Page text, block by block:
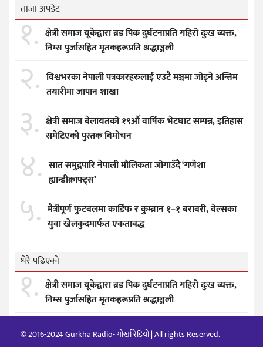
ताजा अपडेट
१. क्षेत्री समाज यूकेद्वारा ब्रड पिक दुर्घटनाप्रति गहिरो दुःख व्यक्त,
निम्स पुर्जासहित मृतकहरूप्रति श्रद्धाञ्जली
२. विश्वभरका नेपाली पत्रकारहरुलाई एउटै मञ्चमा जोड्ने अन्तिम
तयारीमा जापान शाखा
३. क्षेत्री समाज बेलायतको १९औँ वार्षिक भेटघाट सम्पन्न, इतिहास
समेटिएको पुस्तक विमोचन
४. सात समुद्रपारि नेपाली मौलिकता जोगाउँदै ‘गणेशा
ह्यान्डीक्राफ्ट्स’
५. मैत्रीपूर्ण फुटबलमा कार्डिफ र कुम्ब्रान १–१ बराबरी, वेल्सका
युवा खेलकुदमार्फत एकताबद्ध
धेरै पढिएको
१. क्षेत्री समाज यूकेद्वारा ब्रड पिक दुर्घटनाप्रति गहिरो दुःख व्यक्त,
निम्स पुर्जासहित मृतकहरूप्रति श्रद्धाञ्जली
© 2016-2024 Gurkha Radio- गोर्खा रेडियो | All rights Reserved.